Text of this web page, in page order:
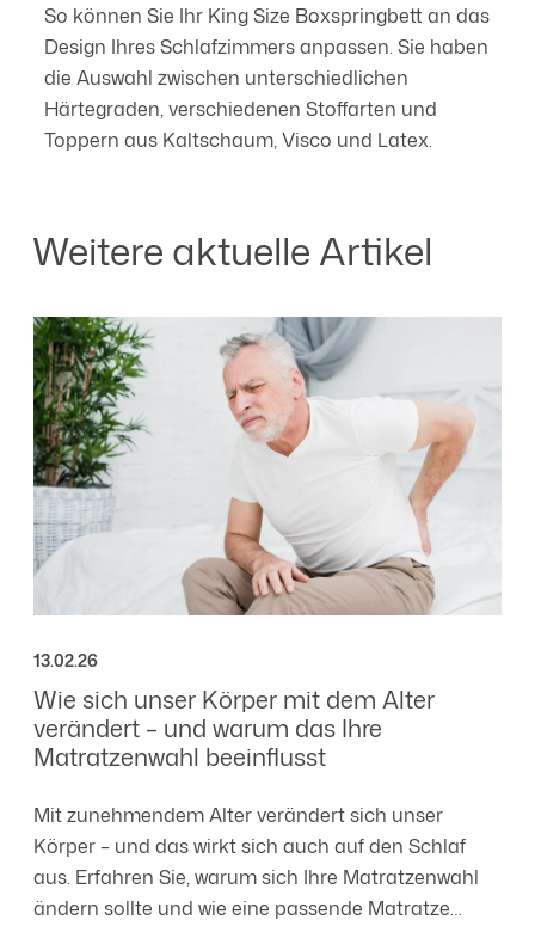
So können Sie Ihr King Size Boxspringbett an das
Design Ihres Schlafzimmers anpassen. Sie haben
die Auswahl zwischen unterschiedlichen
Härtegraden, verschiedenen Stoffarten und
Toppern aus Kaltschaum, Visco und Latex.
Weitere aktuelle Artikel
13.02.26
Wie sich unser Körper mit dem Alter
verändert – und warum das Ihre
Matratzenwahl beeinflusst
Mit zunehmendem Alter verändert sich unser
Körper – und das wirkt sich auch auf den Schlaf
aus. Erfahren Sie, warum sich Ihre Matratzenwahl
ändern sollte und wie eine passende Matratze